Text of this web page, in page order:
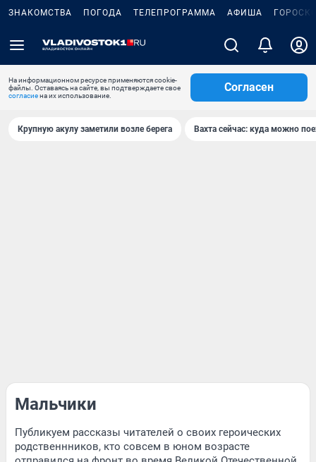
ЗНАКОМСТВА ПОГОДА ТЕЛЕПРОГРАММА АФИША
На информационном ресурсе применяются cookie-
файлы. Оставаясь на сайте, вы подтверждаете свое
согласиена их использование.
Согласен
Крупную акулу заметили возле берега Вахта сейчас: куда можно
Мальчики
Публикуем рассказы читателей о своих героических
родственнников, кто совсем в юном возрасте